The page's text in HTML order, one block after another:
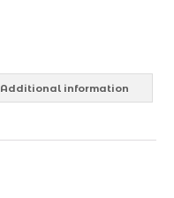
Additional information